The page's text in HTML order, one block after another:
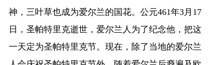
神，三叶草也成为爱尔兰的国花。公元461年3月17
日，圣帕特里克逝世，爱尔兰人为了纪念他，把这
一天定为圣帕特里克节。现在，除了当地的爱尔兰